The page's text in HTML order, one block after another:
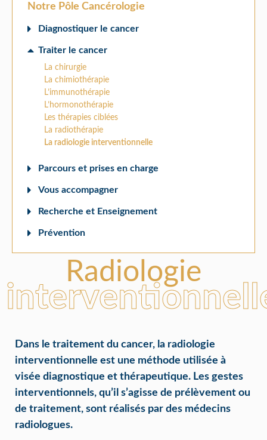
Notre Pôle Cancérologie
Diagnostiquer le cancer
Traiter le cancer
La chirurgie
La chimiothérapie
L’immunothérapie
L’hormonothérapie
Les thérapies ciblées
La radiothérapie
La radiologie interventionnelle
Parcours et prises en charge
Vous accompagner
Recherche et Enseignement
Prévention
Radiologie
Dans le traitement du cancer, la radiologie
interventionnelle est une méthode utilisée à
visée diagnostique et thérapeutique. Les gestes
interventionnels, qu’il s’agisse de prélèvement ou
de traitement, sont réalisés par des médecins
radiologues.